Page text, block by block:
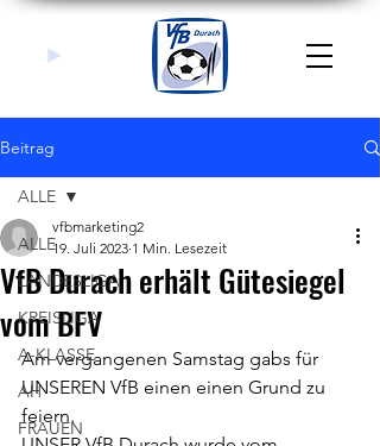
Beitrag
ALLE
LANDESLIGA
KREISLIGA
A-KLASSE
AH
FRAUEN
ALLE
VfB Durach erhält Gütesiegel
vom BFV
vfbmarketing2
19. Juli 2023 1 Min. Lesezeit
Am vergangenen Samstag gabs für
UNSEREN VfB einen einen Grund zu
feiern.